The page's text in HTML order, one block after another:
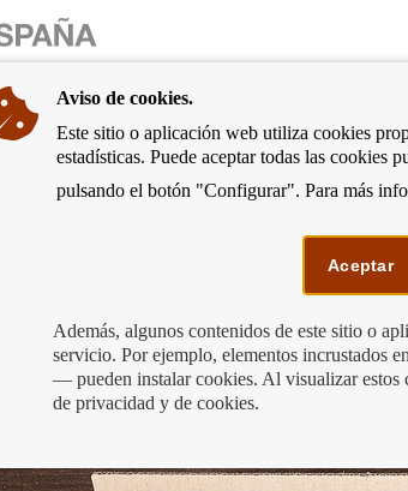
en España y la
Aviso de cookies.
Este sitio o aplicación web utiliza cookies
estadísticas. Puede aceptar todas las cookies
pulsando el botón "Configurar". Para más
Aceptar
Además, algunos contenidos de este sitio o
servicio. Por ejemplo, elementos incrustados
— pueden instalar cookies. Al visualizar estos
de privacidad y de cookies.